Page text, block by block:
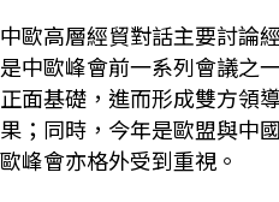
中歐高層經貿對話主要討論
是中歐峰會前一系列會議之
正面基礎，進而形成雙方領
果；同時，今年是歐盟與中
歐峰會亦格外受到重視。